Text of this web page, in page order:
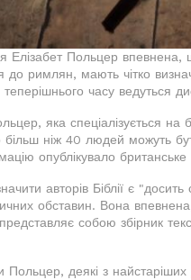
Елізабет Польцер впевнена,
римлян, мають чітко
часу ведуться
яка спеціалізується на
більш ніж 40 людей можуть
опублікувало
авторів Біблії є
обставин. Вона
собою збірник
деякі з